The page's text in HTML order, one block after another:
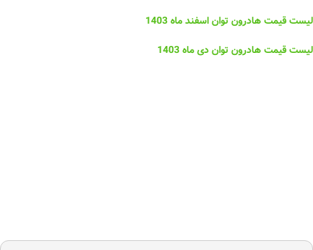
لیست قیمت هادرون توان اسفند ماه 1403
لیست قیمت هادرون توان دی ماه 1403